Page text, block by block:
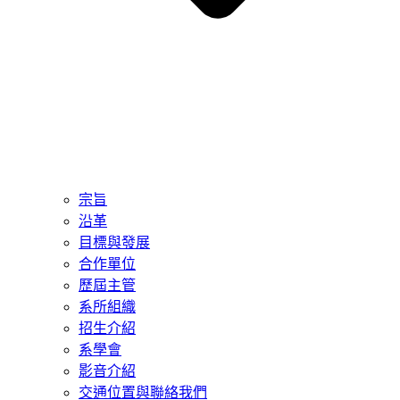
宗旨
沿革
目標與發展
合作單位
歷屆主管
系所組織
招生介紹
系學會
影音介紹
交通位置與聯絡我們